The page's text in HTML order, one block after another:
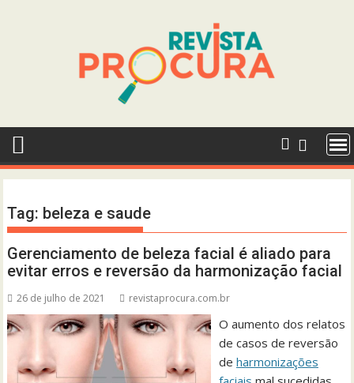
Tag: beleza e saude
Gerenciamento de beleza facial é aliado para
evitar erros e reversão da harmonização facial
26 de julho de 2021 revistaprocura.com.br
O aumento dos relatos
de casos de reversão
de harmonizações